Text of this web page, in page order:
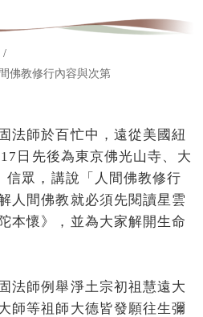
佛教修行內容與次第
法師於百忙中，遠從美國紐
日先後為東京佛光山寺、大
信眾，講說「人間佛教修行
人間佛教就必須先閱讀星雲
本懷》，並為大家解開生命
法師例舉淨土宗初祖慧遠大
師等祖師大德皆發願往生彌